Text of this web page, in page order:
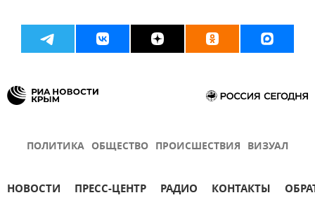
ПОЛИТИКА ОБЩЕСТВО ПРОИСШЕСТВИЯ ВИЗУАЛ
НОВОСТИ ПРЕСС-ЦЕНТР РАДИО КОНТАКТЫ